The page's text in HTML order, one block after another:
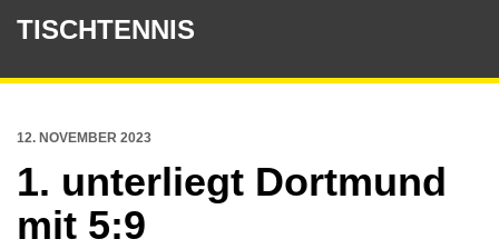
TISCHTENNIS
12. NOVEMBER 2023
1. unterliegt Dortmund
mit 5:9